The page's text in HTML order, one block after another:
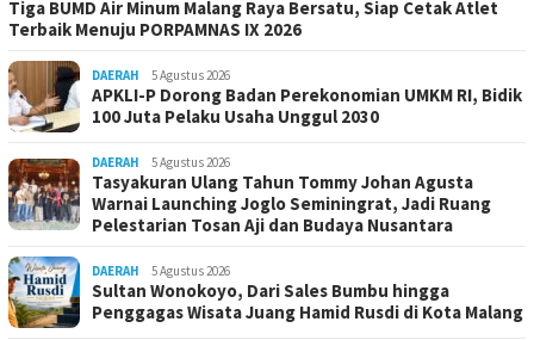
Tiga BUMD Air Minum Malang Raya Bersatu, Siap Cetak Atlet
Terbaik Menuju PORPAMNAS IX 2026
DAERAH 5 Agustus 2026
APKLI-P Dorong Badan Perekonomian UMKM RI, Bidik
100 Juta Pelaku Usaha Unggul 2030
DAERAH 5 Agustus 2026
Tasyakuran Ulang Tahun Tommy Johan Agusta
Warnai Launching Joglo Seminingrat, Jadi Ruang
Pelestarian Tosan Aji dan Budaya Nusantara
DAERAH 5 Agustus 2026
Sultan Wonokoyo, Dari Sales Bumbu hingga
Penggagas Wisata Juang Hamid Rusdi di Kota Malang